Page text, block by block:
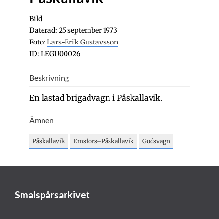
Bild
Daterad: 25 september 1973
Foto: Lars-Erik Gustavsson
ID: LEGU00026
Beskrivning
En lastad brigadvagn i Påskallavik.
Ämnen
Påskallavik Emsfors–Påskallavik Godsvagn
Smalspårsarkivet